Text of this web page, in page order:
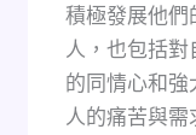
積極發展他們
人，也包括
的同情心和
人的痛苦與